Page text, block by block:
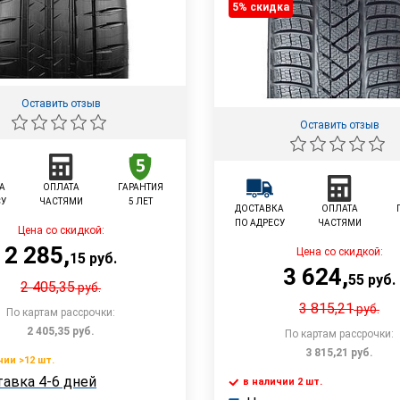
Оставить отзыв
ОПЛАТА
ЧАСТЯМИ
ГАРАНТИЯ
5 ЛЕТ
Цена со скидкой:
2 285,15 руб.
2 405,35руб.
По картам рассрочки:
2 405,35 руб.
В корзину
>12 шт.
>12 шт.
4-6 дней
5% cкидка
Оставить отзыв
ДОСТАВКА
ПО АДРЕСУ
ОПЛАТА
ЧАСТЯМИ
Цена со скидкой:
3 624,55 руб.
3 815,21руб.
По картам рассрочки:
3 815,21 руб.
в наличии 2 шт.